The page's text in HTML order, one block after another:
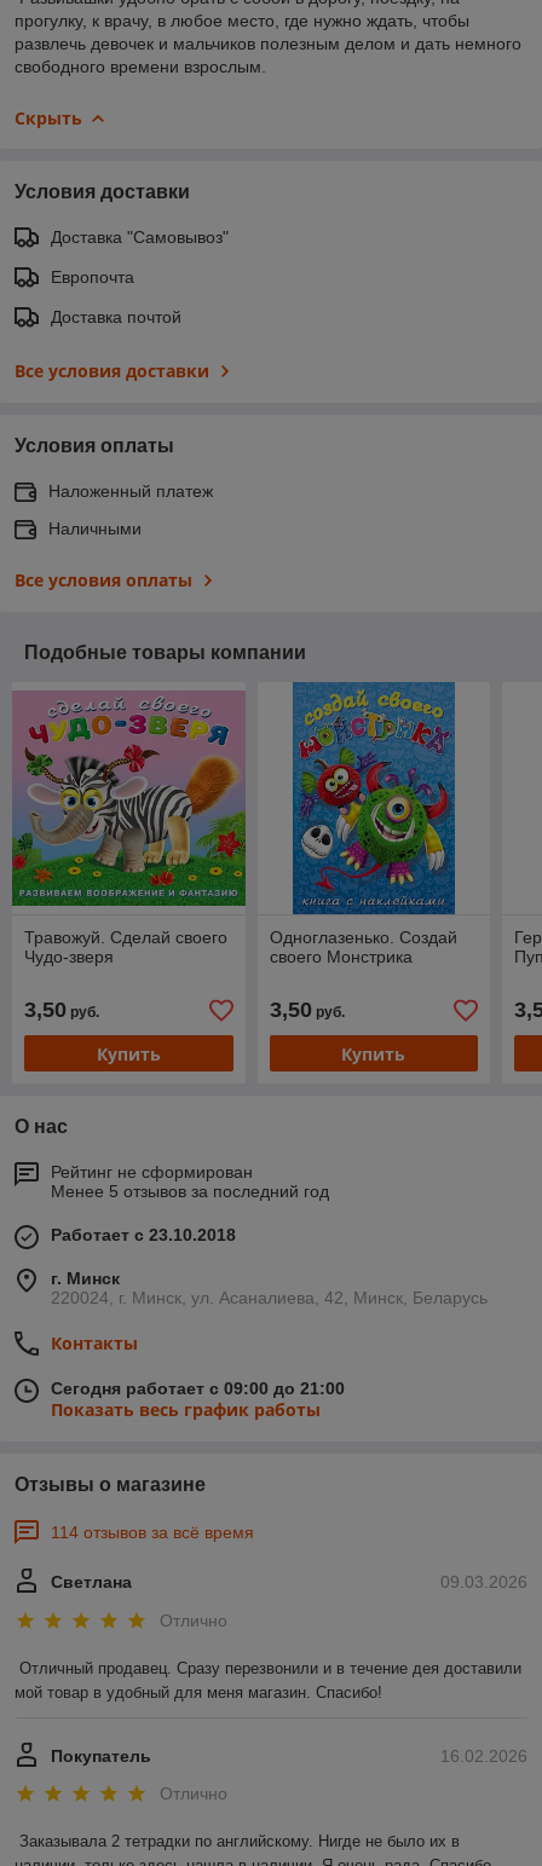
прогулку, к врачу, в любое место, где нужно ждать, чтобы
развлечь девочек и мальчиков полезным делом и дать немного
свободного времени взрослым.
Скрыть
Условия доставки
Доставка "Самовывоз"
Европочта
Доставка почтой
Все условия доставки
Условия оплаты
Наложенный платеж
Наличными
Все условия оплаты
Подобные товары компании
Травожуй. Сделай своего
Чудо-зверя
3,50 руб.
Купить
Одноглазенько. Создай
своего Монстрика
3,50руб.
Купить
О нас
Рейтинг не сформирован
Менее 5 отзывов за последний год
Работает с 23.10.2018
г. Минск
220024, г. Минск, ул. Асаналиева, 42, Минск, Беларусь
Контакты
Сегодня работает с 09:00 до 21:00
Показать весь график работы
Отзывы о магазине
114 отзывов за всё время
09.03.2026
Светлана
Отлично
Отличный продавец. Сразу перезвонили и в течение дея доставили
мой товар в удобный для меня магазин. Спасибо!
16.02.2026
Покупатель
Отлично
Заказывала 2 тетрадки по английскому. Нигде не было их в